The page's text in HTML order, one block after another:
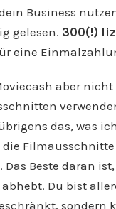
Business
gelesen. 300(!)
eine
aber
das, was
Das Beste daran
Du bist
sondern